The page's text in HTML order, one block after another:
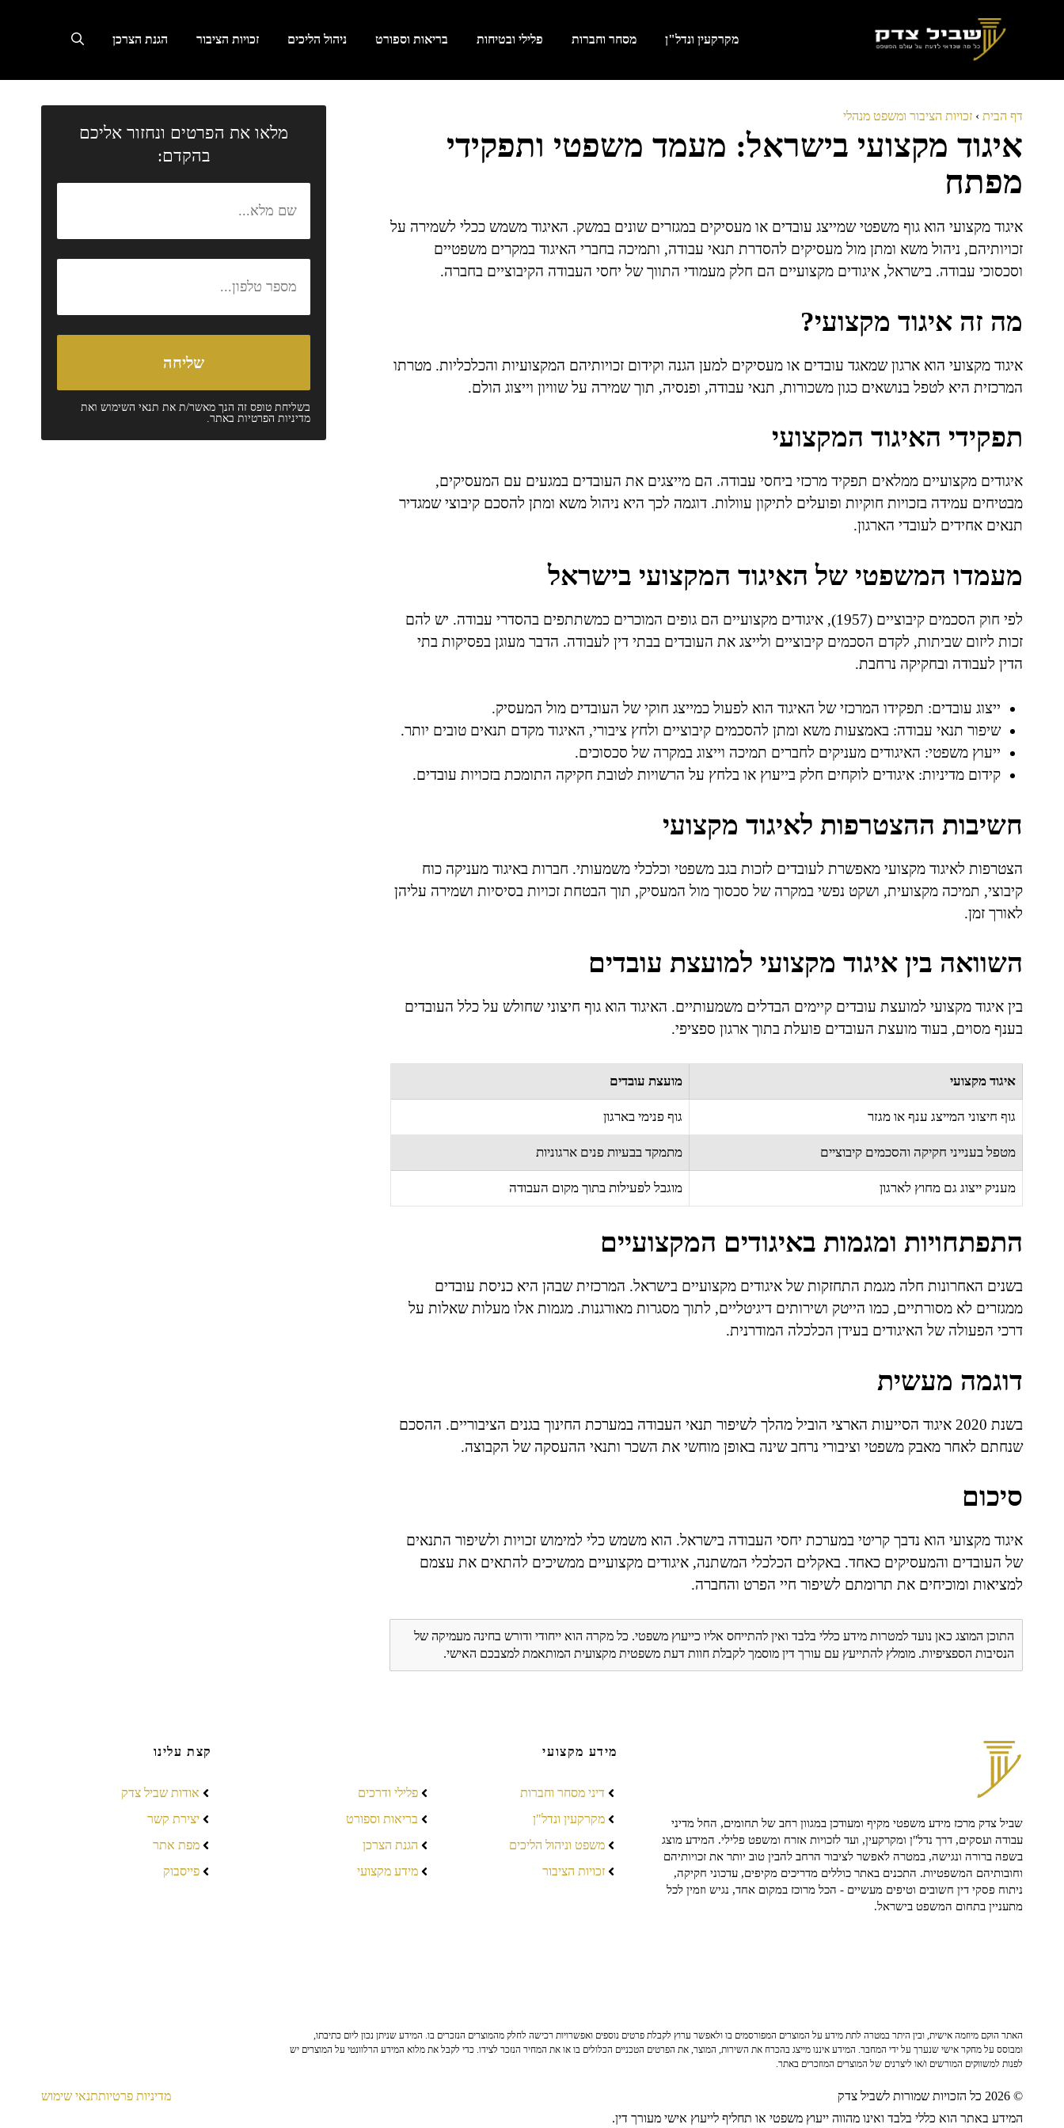
מקרקעין ונדל"ן מסחר וחברות פלילי ובטיחות בריאות וספורט ניהול הליכים זכויות הציבור הגנת הצרכן
דף הבית › זכויות הציבור ומשפט מנהלי
איגוד מקצועי בישראל: מעמד משפטי ותפקידי
מפתח
איגוד מקצועי הוא גוף משפטי שמייצג עובדים או מעסיקים במגזרים שונים במשק. האיגוד משמש ככלי לשמירה על
זכויותיהם, ניהול משא ומתן מול מעסיקים להסדרת תנאי עבודה, ותמיכה בחברי האיגוד במקרים משפטיים
וסכסוכי עבודה. בישראל, איגודים מקצועיים הם חלק מעמודי התווך של יחסי העבודה הקיבוציים בחברה.
מה זה איגוד מקצועי?
איגוד מקצועי הוא ארגון שמאגד עובדים או מעסיקים למען הגנה וקידום זכויותיהם המקצועיות והכלכליות. מטרתו
המרכזית היא לטפל בנושאים כגון משכורות, תנאי עבודה, ופנסיה, תוך שמירה על שוויון וייצוג הולם.
תפקידי האיגוד המקצועי
איגודים מקצועיים ממלאים תפקיד מרכזי ביחסי עבודה. הם מייצגים את העובדים במגעים עם המעסיקים,
מבטיחים עמידה בזכויות חוקיות ופועלים לתיקון עוולות. דוגמה לכך היא ניהול משא ומתן להסכם קיבוצי שמגדיר
תנאים אחידים לעובדי הארגון.
מעמדו המשפטי של האיגוד המקצועי בישראל
לפי חוק הסכמים קיבוציים (1957), איגודים מקצועיים הם גופים המוכרים כמשתתפים בהסדרי עבודה. יש להם
זכות ליזום שביתות, לקדם הסכמים קיבוציים ולייצג את העובדים בבתי דין לעבודה. הדבר מעוגן בפסיקות בתי
הדין לעבודה ובחקיקה נרחבת.
ייצוג עובדים: תפקידו המרכזי של האיגוד הוא לפעול כמייצג חוקי של העובדים מול המעסיק.
שיפור תנאי עבודה: באמצעות משא ומתן להסכמים קיבוציים ולחץ ציבורי, האיגוד מקדם תנאים טובים יותר.
ייעוץ משפטי: האיגודים מעניקים לחברים תמיכה וייצוג במקרה של סכסוכים.
קידום מדיניות: איגודים לוקחים חלק בייעוץ או בלחץ על הרשויות לטובת חקיקה התומכת בזכויות עובדים.
חשיבות ההצטרפות לאיגוד מקצועי
הצטרפות לאיגוד מקצועי מאפשרת לעובדים לזכות בגב משפטי וכלכלי משמעותי. חברות באיגוד מעניקה כוח
קיבוצי, תמיכה מקצועית, ושקט נפשי במקרה של סכסוך מול המעסיק, תוך הבטחת זכויות בסיסיות ושמירה עליהן
לאורך זמן.
השוואה בין איגוד מקצועי למועצת עובדים
בין איגוד מקצועי למועצת עובדים קיימים הבדלים משמעותיים. האיגוד הוא גוף חיצוני שחולש על כלל העובדים
בענף מסוים, בעוד מועצת העובדים פועלת בתוך ארגון ספציפי.
איגוד מקצועי מועצת עובדים
גוף חיצוני המייצג ענף או מגזר גוף פנימי בארגון
מטפל בענייני חקיקה והסכמים קיבוציים מתמקד בבעיות פנים ארגוניות
מעניק ייצוג גם מחוץ לארגון מוגבל לפעילות בתוך מקום העבודה
התפתחויות ומגמות באיגודים המקצועיים
בשנים האחרונות חלה מגמת התחזקות של איגודים מקצועיים בישראל. המרכזית שבהן היא כניסת עובדים
ממגזרים לא מסורתיים, כמו הייטק ושירותים דיגיטליים, לתוך מסגרות מאורגנות. מגמות אלו מעלות שאלות על
דרכי הפעולה של האיגודים בעידן הכלכלה המודרנית.
דוגמה מעשית
בשנת 2020 איגוד הסייעות הארצי הוביל מהלך לשיפור תנאי העבודה במערכת החינוך בגנים הציבוריים. ההסכם
שנחתם לאחר מאבק משפטי וציבורי נרחב שינה באופן מוחשי את השכר ותנאי ההעסקה של הקבוצה.
סיכום
איגוד מקצועי הוא נדבך קריטי במערכת יחסי העבודה בישראל. הוא משמש כלי למימוש זכויות ולשיפור התנאים
של העובדים והמעסיקים כאחד. באקלים הכלכלי המשתנה, איגודים מקצועיים ממשיכים להתאים את עצמם
למציאות ומוכיחים את תרומתם לשיפור חיי הפרט והחברה.
התוכן המוצג כאן נועד למטרות מידע כללי בלבד ואין להתייחס אליו כייעוץ משפטי. כל מקרה הוא ייחודי ודורש בחינה מעמיקה של
הנסיבות הספציפיות. מומלץ להתייעץ עם עורך דין מוסמך לקבלת חוות דעת משפטית מקצועית המותאמת למצבכם האישי.
מלאו את הפרטים ונחזור אליכם
בהקדם:
בשליחת טופס זה הנך מאשר/ת את תנאי השימושואת
מדיניות הפרטיותבאתר.
שביל צדק מרכז מידע משפטי מקיף ומעודכן במגוון רחב של תחומים, החל מדיני
עבודה ועסקים, דרך נדל"ן ומקרקעין, ועד לזכויות אזרח ומשפט פלילי. המידע מוצג
בשפה ברורה ונגישה, במטרה לאפשר לציבור הרחב להבין טוב יותר את זכויותיהם
וחובותיהם המשפטיות. התכנים באתר כוללים מדריכים מקיפים, עדכוני חקיקה,
ניתוח פסקי דין חשובים וטיפים מעשיים - הכל מרוכז במקום אחד, נגיש וזמין לכל
מתעניין בתחום המשפט בישראל.
מידע מקצועי
דיני מסחר וחברות
מקרקעין ונדל"ן
משפט וניהול הליכים
זכויות הציבור
פלילי ודרכים
בריאות וספורט
הגנת הצרכן
מידע מקצועי
קצת עלינו
אודות שביל צדק
יצירת קשר
מפת אתר
פייסבוק
האתר הוקם מיוזמה אישית, ובין היתר במטרה לתת מידע על המוצרים המפורסמים בו ולאפשר ערוץ לקבלת פרטים נוספים ואפשרויות רכישה לחלק מהמוצרים הנזכרים בו. המידע שניתן נכון ליום כתיבתו,
ומבוסס על מחקר אישי שנערך על ידי המחבר. המידע איננו מייצג בהכרח את השירות, המוצר, את הפרטים הטכניים הכלולים בו או את המחיר הנזכר לצידו. כדי לקבל את מלוא המידע הרלוונטי על המוצרים יש
לפנות למשווקים המורשים ו/או ליצרנים של המוצרים המוזכרים באתר.
© 2026 כל הזכויות שמורות לשביל צדק
המידע באתר הוא כללי בלבד ואינו מהווה ייעוץ משפטי או תחליף לייעוץ אישי מעורך דין.
מדיניות פרטיותתנאי שימוש